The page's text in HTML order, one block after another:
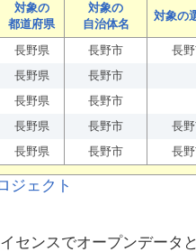
対象の
都道府県
対象の
自治体名
対象の
長野県 長野市 長
長野県 長野市
長野県 長野市
長野県 長野市 長
長野県 長野市 長
センスでオープンデータ